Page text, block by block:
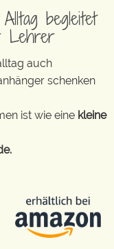
begleitet
Lehrer
auch
schenken
ist wie eine kleine